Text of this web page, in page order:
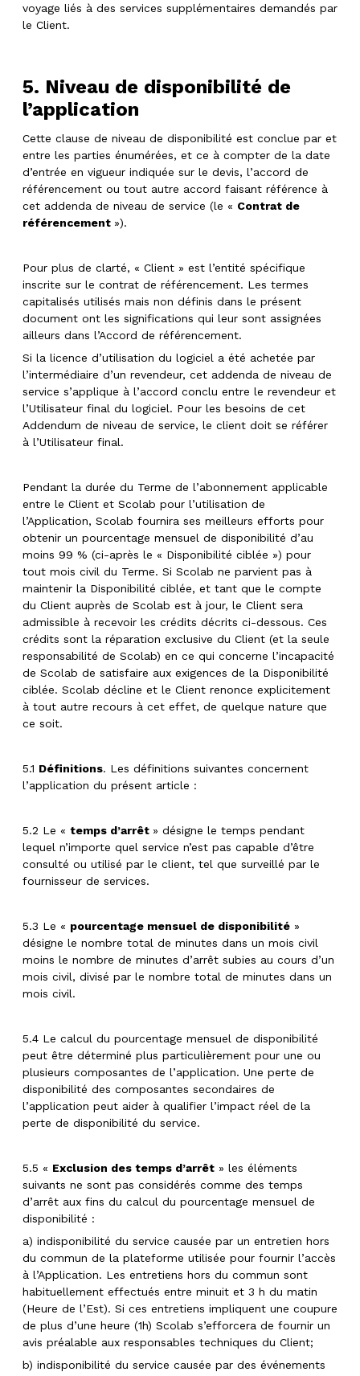
voyage liés à des services supplémentaires demandés par
le Client.
5. Niveau de disponibilité de
l’application
Cette clause de niveau de disponibilité est conclue par et
entre les parties énumérées, et ce à compter de la date
d’entrée en vigueur indiquée sur le devis, l’accord de
référencement ou tout autre accord faisant référence à
cet addenda de niveau de service (le « Contrat de
référencement »).
Pour plus de clarté, « Client » est l’entité spécifique
inscrite sur le contrat de référencement. Les termes
capitalisés utilisés mais non définis dans le présent
document ont les significations qui leur sont assignées
ailleurs dans l’Accord de référencement.
Si la licence d’utilisation du logiciel a été achetée par
l’intermédiaire d’un revendeur, cet addenda de niveau de
service s’applique à l’accord conclu entre le revendeur et
l’Utilisateur final du logiciel. Pour les besoins de cet
Addendum de niveau de service, le client doit se référer
à l’Utilisateur final.
Pendant la durée du Terme de l’abonnement applicable
entre le Client et Scolab pour l’utilisation de
l’Application, Scolab fournira ses meilleurs efforts pour
obtenir un pourcentage mensuel de disponibilité d’au
moins 99 % (ci-après le « Disponibilité ciblée ») pour
tout mois civil du Terme. Si Scolab ne parvient pas à
maintenir la Disponibilité ciblée, et tant que le compte
du Client auprès de Scolab est à jour, le Client sera
admissible à recevoir les crédits décrits ci-dessous. Ces
crédits sont la réparation exclusive du Client (et la seule
responsabilité de Scolab) en ce qui concerne l’incapacité
de Scolab de satisfaire aux exigences de la Disponibilité
ciblée. Scolab décline et le Client renonce explicitement
à tout autre recours à cet effet, de quelque nature que
ce soit.
5.1 Définitions. Les définitions suivantes concernent
l’application du présent article :
5.2 Le « temps d’arrêt » désigne le temps pendant
lequel n’importe quel service n’est pas capable d’être
consulté ou utilisé par le client, tel que surveillé par le
fournisseur de services.
5.3 Le « pourcentage mensuel de disponibilité »
désigne le nombre total de minutes dans un mois civil
moins le nombre de minutes d’arrêt subies au cours d’un
mois civil, divisé par le nombre total de minutes dans un
mois civil.
5.4 Le calcul du pourcentage mensuel de disponibilité
peut être déterminé plus particulièrement pour une ou
plusieurs composantes de l’application. Une perte de
disponibilité des composantes secondaires de
l’application peut aider à qualifier l’impact réel de la
perte de disponibilité du service.
5.5 « Exclusion des temps d’arrêt » les éléments
suivants ne sont pas considérés comme des temps
d’arrêt aux fins du calcul du pourcentage mensuel de
disponibilité :
a) indisponibilité du service causée par un entretien hors
du commun de la plateforme utilisée pour fournir l’accès
à l’Application. Les entretiens hors du commun sont
habituellement effectués entre minuit et 3 h du matin
(Heure de l’Est). Si ces entretiens impliquent une coupure
de plus d’une heure (1h) Scolab s’efforcera de fournir un
avis préalable aux responsables techniques du Client;
b) indisponibilité du service causée par des événements